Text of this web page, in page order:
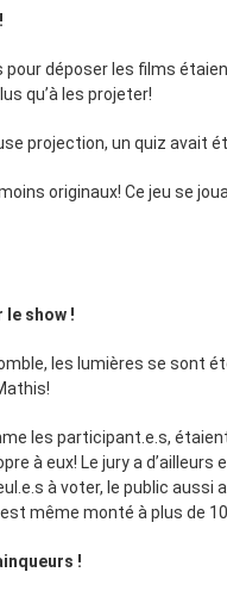
déposer les films
qu’à les projeter!
projection, un quiz avait
originaux! Ce jeu se
le show !
les lumières se sont
les participant.e.s,
à eux! Le jury a
à voter, le public
même monté à plus de
!